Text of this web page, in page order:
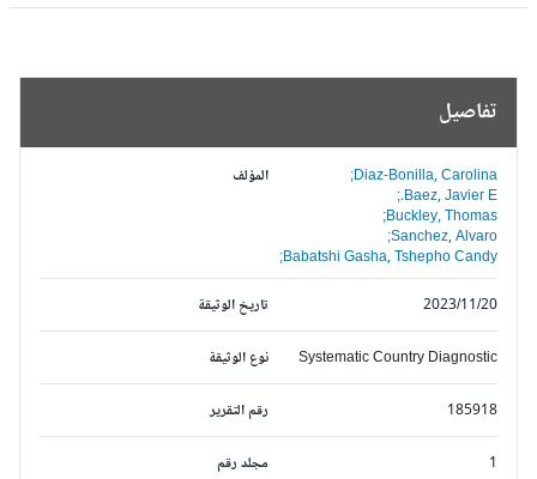
تفاصيل
المؤلف
Diaz-Bonilla, Carolina;
Baez, Javier E.;
Buckley, Thomas;
Sanchez, Alvaro;
Babatshi Gasha, Tshepho Candy;
تاريخ الوثيقة
2023/11/20
نوع الوثيقة Systematic Country Diagnostic
رقم التقرير 185918
مجلد رقم